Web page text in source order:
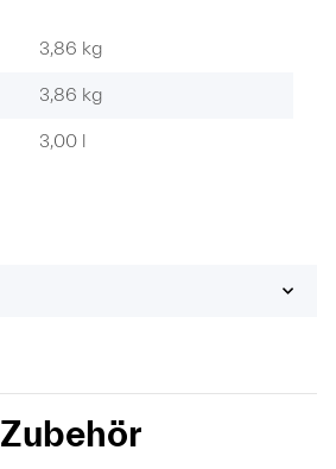
3,86 kg
3,86 kg
3,00 l
Zubehör